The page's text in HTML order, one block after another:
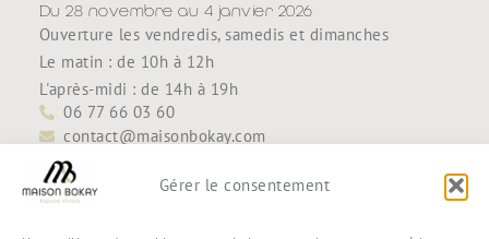
Gérer le consentement
Du 28 novembre au 4 janvier 2026
Ouverture les vendredis, samedis et dimanches
Le matin : de 10h à 12h
L'après-midi : de 14h à 19h
06 77 66 03 60
contact@maisonbokay.com
Découvrir
Accueil
Maison Bokay